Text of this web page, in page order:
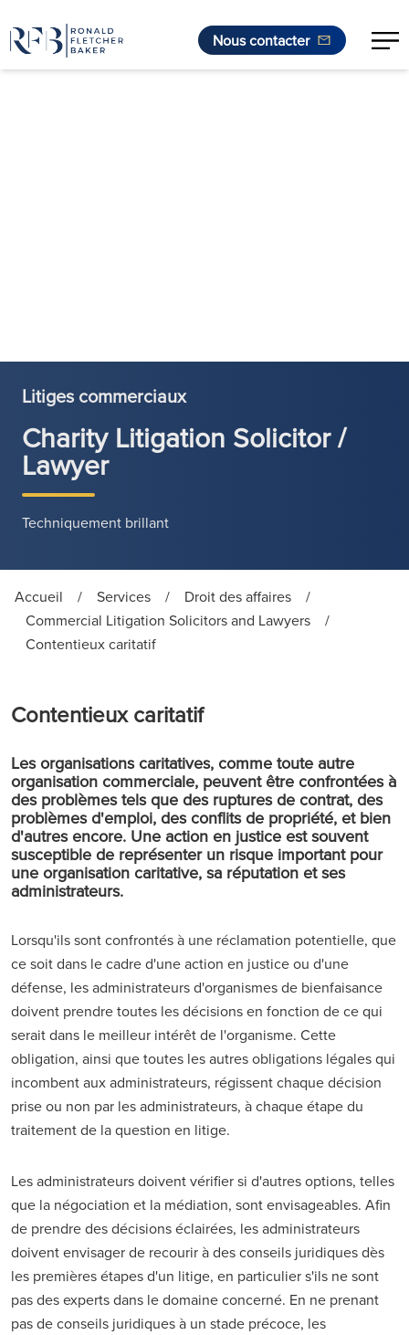
Nous contacter
Litiges commerciaux
Charity Litigation Solicitor /
Lawyer
Techniquement brillant
Accueil / Services / Droit des affaires
/
Commercial Litigation Solicitors and Lawyers
/
Contentieux caritatif
Contentieux caritatif
Les organisations caritatives, comme toute autre
organisation commerciale, peuvent être confrontées à
des problèmes tels que des ruptures de contrat, des
problèmes d'emploi, des conflits de propriété, et bien
d'autres encore. Une action en justice est souvent
susceptible de représenter un risque important pour
une organisation caritative, sa réputation et ses
administrateurs.
Lorsqu'ils sont confrontés à une réclamation potentielle, que
ce soit dans le cadre d'une action en justice ou d'une
défense, les administrateurs d'organismes de bienfaisance
doivent prendre toutes les décisions en fonction de ce qui
serait dans le meilleur intérêt de l'organisme. Cette
obligation, ainsi que toutes les autres obligations légales qui
incombent aux administrateurs, régissent chaque décision
prise ou non par les administrateurs, à chaque étape du
traitement de la question en litige.
Les administrateurs doivent vérifier si d'autres options, telles
que la négociation et la médiation, sont envisageables. Afin
de prendre des décisions éclairées, les administrateurs
doivent envisager de recourir à des conseils juridiques dès
les premières étapes d'un litige, en particulier s'ils ne sont
pas des experts dans le domaine concerné. En ne prenant
pas de conseils juridiques à un stade précoce, les